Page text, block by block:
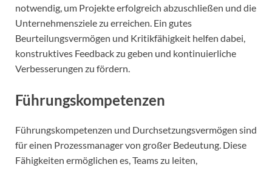
notwendig, um Projekte erfolgreich abzuschließen und die
Unternehmensziele zu erreichen. Ein gutes
Beurteilungsvermögen und Kritikfähigkeit helfen dabei,
konstruktives Feedback zu geben und kontinuierliche
Verbesserungen zu fördern.
Führungskompetenzen
Führungskompetenzen und Durchsetzungsvermögen sind
für einen Prozessmanager von großer Bedeutung. Diese
Fähigkeiten ermöglichen es, Teams zu leiten,